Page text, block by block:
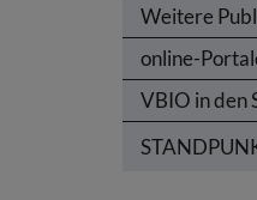
Weitere
online-
VBIO in den